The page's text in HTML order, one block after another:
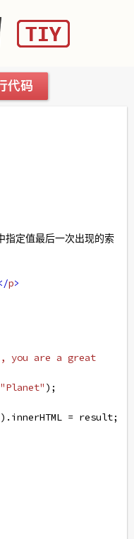
定值最后一次出现的索
p>
you are a great
"Planet" );
). innerHTML = result;